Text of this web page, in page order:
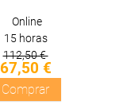
Online
15 horas
112,50 €
67,50 €
Comprar